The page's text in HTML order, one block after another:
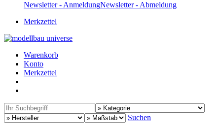
Newsletter - AnmeldungNewsletter - Abmeldung
Merkzettel
Warenkorb
Konto
Merkzettel
Suchen